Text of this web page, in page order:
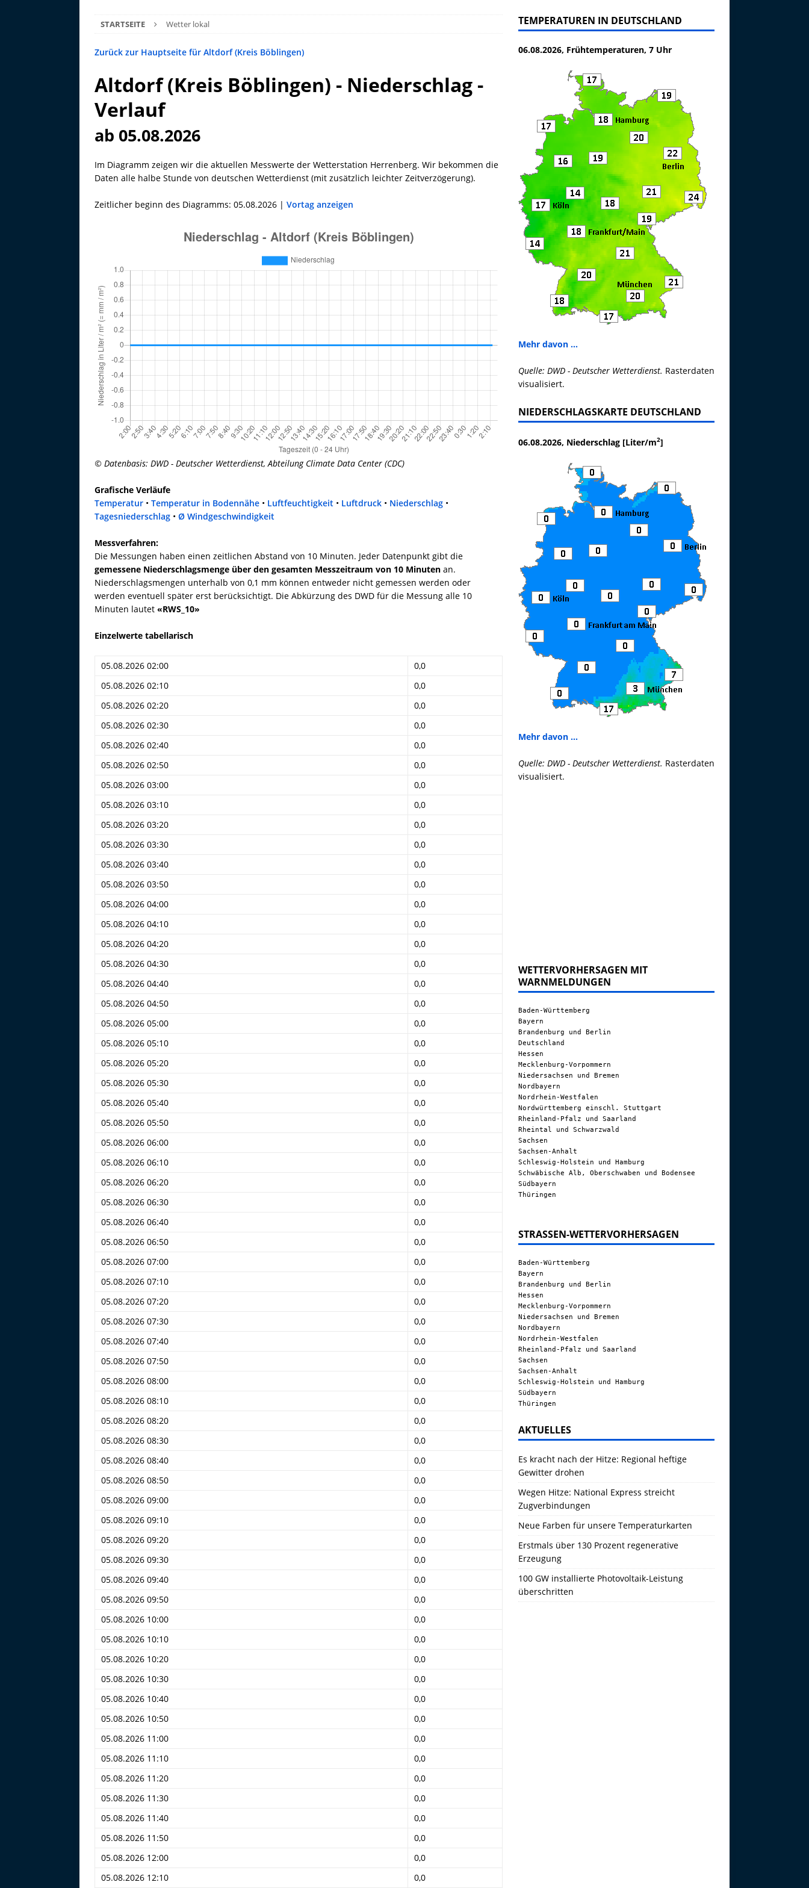
STARTSEITE Wetter lokal
Zurück zur Hauptseite für Altdorf (Kreis Böblingen)
Altdorf (Kreis Böblingen) - Niederschlag -
Verlauf
ab 05.08.2026
Im Diagramm zeigen wir die aktuellen Messwerte der Wetterstation Herrenberg. Wir bekommen die
Daten alle halbe Stunde von deutschen Wetterdienst (mit zusätzlich leichter Zeitverzögerung).
Zeitlicher beginn des Diagramms: 05.08.2026 | Vortag anzeigen
© Datenbasis: DWD - Deutscher Wetterdienst, Abteilung Climate Data Center (CDC)
Grafische Verläufe
Temperatur • Temperatur in Bodennähe • Luftfeuchtigkeit • Luftdruck • Niederschlag •
Tagesniederschlag • Ø Windgeschwindigkeit
Messverfahren:
Die Messungen haben einen zeitlichen Abstand von 10 Minuten. Jeder Datenpunkt gibt die
gemessene Niederschlagsmenge über den gesamten Messzeitraum von 10 Minuten an.
Niederschlagsmengen unterhalb von 0,1 mm können entweder nicht gemessen werden oder
werden eventuell später erst berücksichtigt. Die Abkürzung des DWD für die Messung alle 10
Minuten lautet «RWS_10»
Einzelwerte tabellarisch
05.08.2026 02:00
0,0
05.08.2026 02:10
0,0
05.08.2026 02:20
0,0
05.08.2026 02:30
0,0
05.08.2026 02:40
0,0
05.08.2026 02:50
0,0
05.08.2026 03:00
0,0
05.08.2026 03:10
0,0
05.08.2026 03:20
0,0
05.08.2026 03:30
0,0
05.08.2026 03:40
0,0
05.08.2026 03:50
0,0
05.08.2026 04:00
0,0
05.08.2026 04:10
0,0
05.08.2026 04:20
0,0
05.08.2026 04:30
0,0
05.08.2026 04:40
0,0
05.08.2026 04:50
0,0
05.08.2026 05:00
0,0
05.08.2026 05:10
0,0
05.08.2026 05:20
0,0
05.08.2026 05:30
0,0
05.08.2026 05:40
0,0
05.08.2026 05:50
0,0
05.08.2026 06:00
0,0
05.08.2026 06:10
0,0
05.08.2026 06:20
0,0
05.08.2026 06:30
0,0
05.08.2026 06:40
0,0
05.08.2026 06:50
0,0
05.08.2026 07:00
0,0
05.08.2026 07:10
0,0
05.08.2026 07:20
0,0
05.08.2026 07:30
0,0
05.08.2026 07:40
0,0
05.08.2026 07:50
0,0
05.08.2026 08:00
0,0
05.08.2026 08:10
0,0
05.08.2026 08:20
0,0
05.08.2026 08:30
0,0
05.08.2026 08:40
0,0
05.08.2026 08:50
0,0
05.08.2026 09:00
0,0
05.08.2026 09:10
0,0
05.08.2026 09:20
0,0
05.08.2026 09:30
0,0
05.08.2026 09:40
0,0
05.08.2026 09:50
0,0
05.08.2026 10:00
0,0
05.08.2026 10:10
0,0
05.08.2026 10:20
0,0
05.08.2026 10:30
0,0
05.08.2026 10:40
0,0
05.08.2026 10:50
0,0
05.08.2026 11:00
0,0
05.08.2026 11:10
0,0
05.08.2026 11:20
0,0
05.08.2026 11:30
0,0
05.08.2026 11:40
0,0
05.08.2026 11:50
0,0
05.08.2026 12:00
0,0
05.08.2026 12:10
0,0
TEMPERATUREN IN DEUTSCHLAND
06.08.2026, Frühtemperaturen, 7 Uhr
Mehr davon ...
Quelle: DWD - Deutscher Wetterdienst. Rasterdaten
visualisiert.
NIEDERSCHLAGSKARTE DEUTSCHLAND
06.08.2026, Niederschlag [Liter/m2]
Mehr davon ...
Quelle: DWD - Deutscher Wetterdienst. Rasterdaten
visualisiert.
WETTERVORHERSAGEN MIT
WARNMELDUNGEN
Baden-Württemberg
Bayern
Brandenburg und Berlin
Deutschland
Hessen
Mecklenburg-Vorpommern
Niedersachsen und Bremen
Nordbayern
Nordrhein-Westfalen
Nordwürttemberg einschl. Stuttgart
Rheinland-Pfalz und Saarland
Rheintal und Schwarzwald
Sachsen
Sachsen-Anhalt
Schleswig-Holstein und Hamburg
Schwäbische Alb, Oberschwaben und Bodensee
Südbayern
Thüringen
STRASSEN-WETTERVORHERSAGEN
Baden-Württemberg
Bayern
Brandenburg und Berlin
Hessen
Mecklenburg-Vorpommern
Niedersachsen und Bremen
Nordbayern
Nordrhein-Westfalen
Rheinland-Pfalz und Saarland
Sachsen
Sachsen-Anhalt
Schleswig-Holstein und Hamburg
Südbayern
Thüringen
AKTUELLES
Es kracht nach der Hitze: Regional heftige
Gewitter drohen
Wegen Hitze: National Express streicht
Zugverbindungen
Neue Farben für unsere Temperaturkarten
Erstmals über 130 Prozent regenerative
Erzeugung
100 GW installierte Photovoltaik-Leistung
überschritten